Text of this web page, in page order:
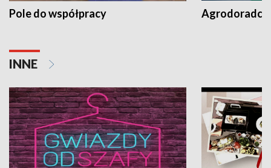
Pole do współpracy Agrodoradcy
INNE